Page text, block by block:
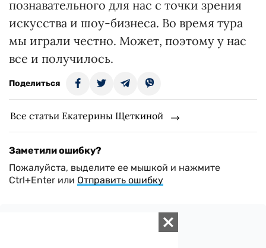
познавательного для нас с точки зрения
искусства и шоу-бизнеса. Во время тура
мы играли честно. Может, поэтому у нас
все и получилось.
Поделиться
Все статьи Екатерины Щеткиной
Заметили ошибку?
Пожалуйста, выделите ее мышкой и нажмите
Ctrl+Enter или Отправить ошибку